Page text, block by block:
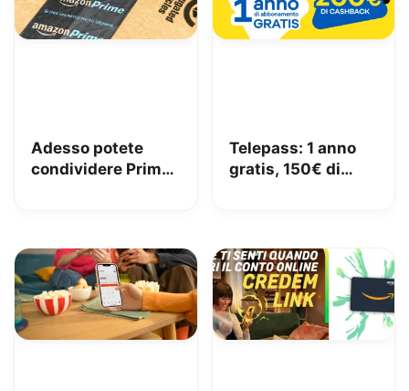
Adesso potete
condividere Prime
Telepass: 1 anno
gratis, 150€ di